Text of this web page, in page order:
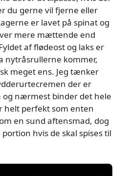
du gerne vil fjerne eller
er lavet på spinat og
mere mættende end
af flødeost og laks er
nytråsrullerne kommer,
meget ens. Jeg tænker
der er
og nærmest binder det hele
helt perfekt som enten
en sund aftensmad, dog
hvis de skal spises til